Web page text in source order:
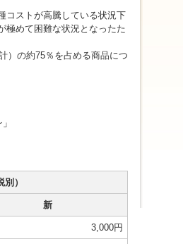
コストが高騰している状況下
極めて困難な状況となったた
）の約75％を占める商品につ
）
新
3,000円